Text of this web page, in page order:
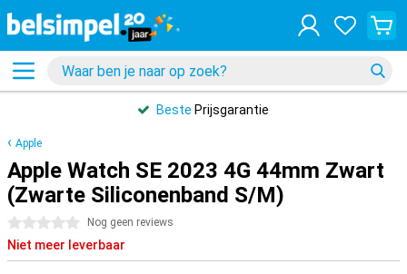
Beste Prijsgarantie
Apple
Apple Watch SE 2023 4G 44mm Zwart
(Zwarte Siliconenband S/M)
0 sterren Nog geen reviews
Niet meer leverbaar